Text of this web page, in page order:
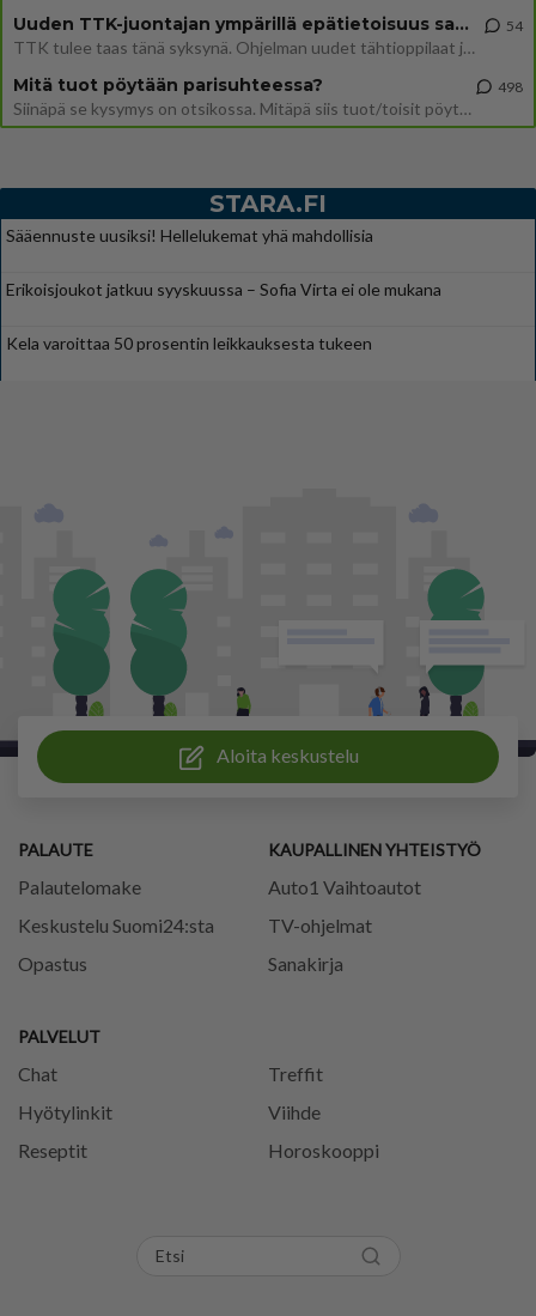
Uuden TTK-juontajan ympärillä epätietoisuus sakenee - Nyt MTV hämmentää soppaa
TTK tulee taas tänä syksynä. Ohjelman uudet tähtioppilaat julkistetaan torstaina 6. elokuuta klo 14 alkavassa lehdistö
54
Mitä tuot pöytään parisuhteessa?
Siinäpä se kysymys on otsikossa. Mitäpä siis tuot/toisit pöytään parisuhteessa? Oletko mies vai nainen? Koetko sen mitä
498
STARA.FI
Sääennuste uusiksi! Hellelukemat yhä mahdollisia
Erikoisjoukot jatkuu syyskuussa – Sofia Virta ei ole mukana
Kela varoittaa 50 prosentin leikkauksesta tukeen
Aloita keskustelu
PALAUTE
Palautelomake
Keskustelu Suomi24:sta
Opastus
PALVELUT
Chat
Treffit
Hyötylinkit
Viihde
Reseptit
Horoskooppi
KAUPALLINEN YHTEISTYÖ
Auto1 Vaihtoautot
TV-ohjelmat
Sanakirja